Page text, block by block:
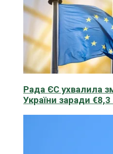
Рада ЄС ухвалила
України заради